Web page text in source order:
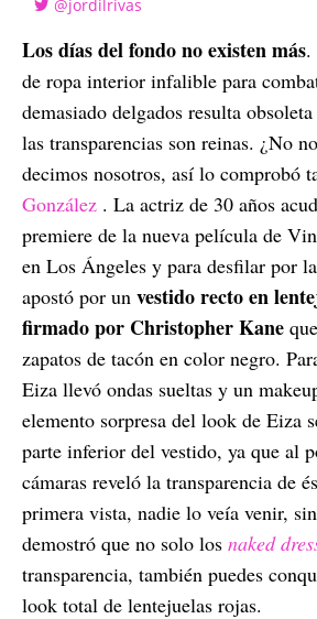
@jordilrivas
Los días del fondo no existen más.
de ropa interior infalible para
demasiado delgados resulta
las transparencias son reinas. ¿No
decimos nosotros, así lo comprobó
González . La actriz de 30 años
premiere de la nueva película de
en Los Ángeles y para desfilar por
apostó por un vestido recto en
firmado por Christopher Kane
zapatos de tacón en color negro.
Eiza llevó ondas sueltas y un
elemento sorpresa del look de Eiza
parte inferior del vestido, ya que al
cámaras reveló la transparencia de
primera vista, nadie lo veía venir,
demostró que no solo los naked
transparencia, también puedes
look total de lentejuelas rojas.